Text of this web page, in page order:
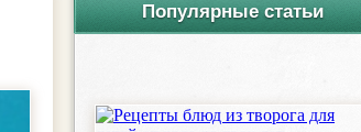
Популярные статьи